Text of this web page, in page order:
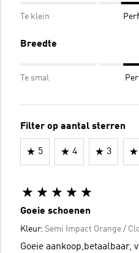
Te klein
Breedte
Te smal
Filter op aantal sterren
5 4 3
Goeie schoenen
Kleur: Semi Impact Orange /
Goeie aankoop,betaalbaar,